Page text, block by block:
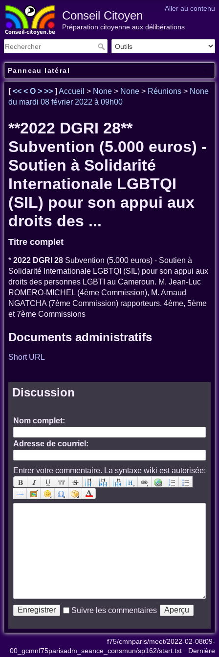
Aller au contenu
Conseil Citoyen
Préparation citoyenne aux délibérations
Panneau latéral
[<< < O > >> ] Accueil > None > None > Réunions > None
du mardi 08 février 2022 à 09h00
**2022 DGRI 28**
Subvention (5.000 euros) -
Soutien à Solidarité
Internationale LGBTQI
(SIL) pour son appui aux
droits des ...
Titre complet
* 2022 DGRI 28 Subvention (5.000 euros) - Soutien à
Solidarité Internationale LGBTQI (SIL) pour son appui aux
droits des personnes LGBTI au Cameroun. M. Jean-Luc
ROMERO-MICHEL (4ème Commission), M. Arnaud
NGATCHA (7ème Commission) rapporteurs. 4ème, 5ème
et 7ème Commissions
Documents administratifs
Short URL
Discussion
Nom complet:
Adresse de courriel:
Entrer votre commentaire. La syntaxe wiki est autorisée:
Suivre les commentaires
f75/cmnparis/meet/2022-02-08t09-
00_gcmnf75parisadm_seance_consmun/sp162/start.txt · Dernière